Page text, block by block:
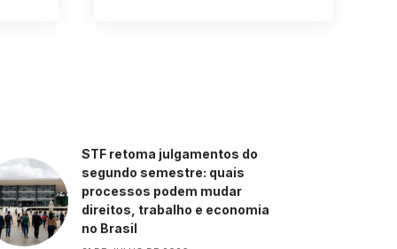
STF retoma julgamentos do
segundo semestre: quais
processos podem mudar
direitos, trabalho e economia
no Brasil